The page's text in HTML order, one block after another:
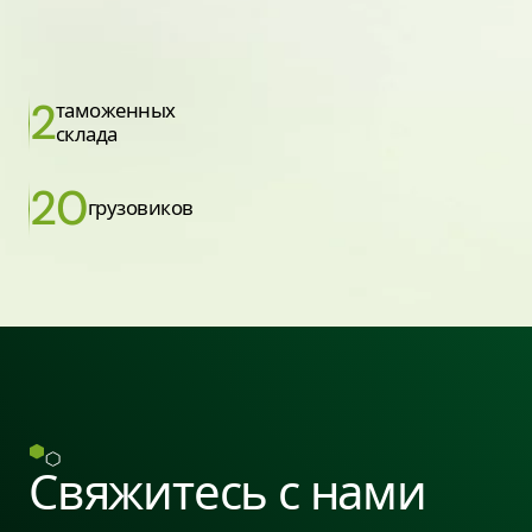
2таможенных
склада
20грузовиков
Свяжитесь с нами